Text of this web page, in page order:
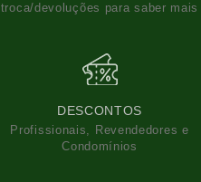
troca/devoluções para saber mais
DESCONTOS
Profissionais, Revendedores e
Condomínios